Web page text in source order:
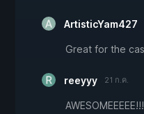
ArtisticYam427
Great for the
reeyyy 21 ก.ค.